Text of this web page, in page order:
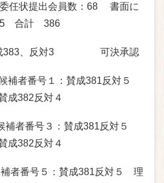
任状提出会員数：68 書面に
合計 386
成383、反対3 可決承認
補者番号１：賛成381反対５
成382反対４
３：賛成381反対５
成382反対４
５：賛成381反対５ 理